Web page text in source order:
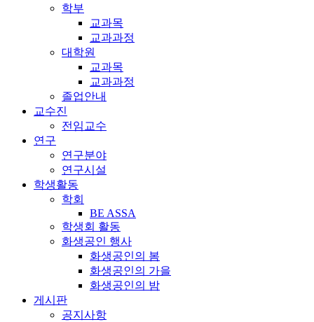
학부
교과목
교과과정
대학원
교과목
교과과정
졸업안내
교수진
전임교수
연구
연구분야
연구시설
학생활동
학회
BE ASSA
학생회 활동
화생공인 행사
화생공인의 봄
화생공인의 가을
화생공인의 밤
게시판
공지사항